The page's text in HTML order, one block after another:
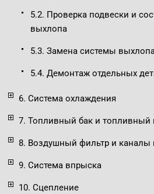
5.2. Проверка подвески и
выхлопа
5.3. Замена системы
5.4. Демонтаж отдельных
6. Система охлаждения
7. Топливный бак и топливный
8. Воздушный фильтр и каналы
9. Система впрыска
10. Сцепление